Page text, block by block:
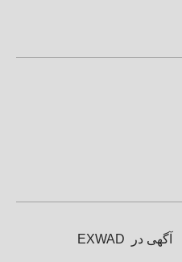
آگهی در EXWAD